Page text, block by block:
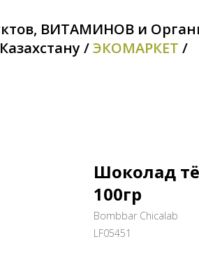
ВИТАМИНОВ и
/ЭКОМАРКЕТ /
Шоколад
100гр
Bombbar Chicalab
LF05451